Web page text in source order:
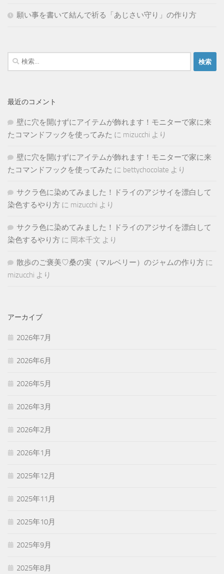
願い事を書いて結んで祈る「あじさい守り」の作り方
検
索:
最近のコメント
壁に穴を開けずにアイテムが飾れます！モニターで家に来
たコマンドフックを使ってみた に mizucchi より
壁に穴を開けずにアイテムが飾れます！モニターで家に来
たコマンドフックを使ってみた に bettychocolate より
サクラ色に染めてみました！ドライのアジサイを漂白して
染色するやり方 に mizucchi より
サクラ色に染めてみました！ドライのアジサイを漂白して
染色するやり方 に 岡本千文 より
散歩のご褒美♡桑の実（マルベリー）のジャムの作り方 に
mizucchi より
アーカイブ
2026年7月
2026年6月
2026年5月
2026年3月
2026年2月
2026年1月
2025年12月
2025年11月
2025年10月
2025年9月
2025年8月